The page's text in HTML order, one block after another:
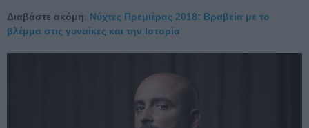
Διαβάστε ακόμη: Νύχτες Πρεμιέρας 2018: Βραβεία με το
βλέμμα στις γυναίκες και την Ιστορία